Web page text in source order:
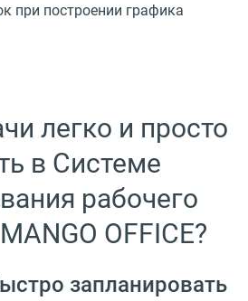
при построении графика
легко и просто
в Системе
рабочего
OFFICE?
запланировать